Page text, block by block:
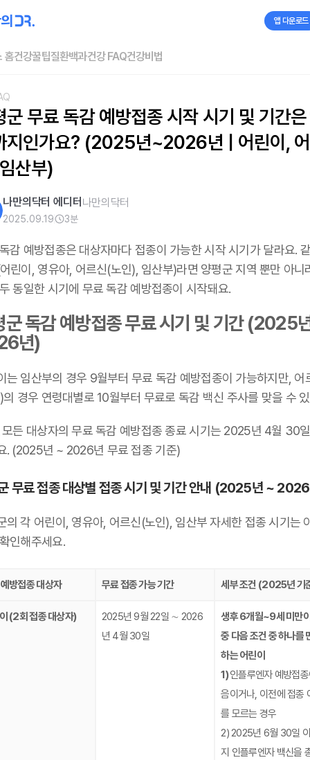
앱 다운로드
홈건강꿀팁질환백과건강 FAQ건강비법
군 무료 독감 예방접종 시작 시기 및 기간
지인가요? (2025년~2026년 | 어린이,
산부)
나만의닥터 에디터 나만의닥터
2025.09.19 3분
감 예방접종은 대상자마다 접종이 가능한 시작 시기가 달라요.
린이, 영유아, 어르신(노인), 임산부)라면 양평군 지역 뿐만 아니
동일한 시기에 무료 독감 예방접종이 시작돼요.
군 독감 예방접종 무료 시기 및 기간 (2025
년)
는 임산부의 경우 9월부터 무료 독감 예방접종이 가능하지만, 어
의 경우 연령대별로 10월부터 무료로 독감 백신 주사를 맞을 수
모든 대상자의 무료 독감 예방접종 종료 시기는 2025년 4월 30
. (2025년 ~ 2026년 무료 접종 기준)
무료 접종 대상별 접종 시기 및 기간 안내 (2025년 ~
의 각 어린이, 영유아, 어르신(노인), 임산부 자세한 접종 시기는
인해주세요.
방접종 대상자 무료 접종 가능 기간 세부 조건 (2025년 기
(2회 접종 대상자)
2025년 9월 22일 ∼ 2026
년 4월 30일
생후 6개월~9세 미만
중 다음 조건 중 하나를
하는 어린이
1)인플루엔자 예방접종
음이거나, 이전에 접종
를 모르는 경우
2) 2025년 6월 30일
지 인플루엔자 백신을